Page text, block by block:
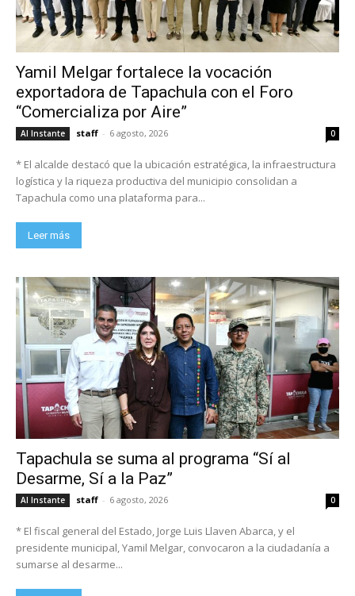
Yamil Melgar fortalece la vocación
exportadora de Tapachula con el Foro
“Comercializa por Aire”
Al Instante staff - 6 agosto, 2026 0
* El alcalde destacó que la ubicación estratégica, la infraestructura
logística y la riqueza productiva del municipio consolidan a
Tapachula como una plataforma para...
Leer más
Tapachula se suma al programa “Sí al
Desarme, Sí a la Paz”
Al Instante staff - 6 agosto, 2026 0
* El fiscal general del Estado, Jorge Luis Llaven Abarca, y el
presidente municipal, Yamil Melgar, convocaron a la ciudadanía a
sumarse al desarme...